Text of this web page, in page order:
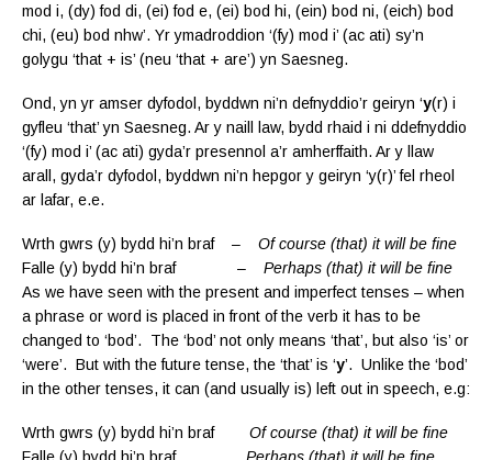
mod i, (dy) fod di, (ei) fod e, (ei) bod hi, (ein) bod ni, (eich) bod
chi, (eu) bod nhw’. Yr ymadroddion ‘(fy) mod i’ (ac ati) sy’n
golygu ‘that + is’ (neu ‘that + are’) yn Saesneg.
Ond, yn yr amser dyfodol, byddwn ni’n defnyddio’r geiryn ‘y(r) i
gyfleu ‘that’ yn Saesneg. Ar y naill law, bydd rhaid i ni ddefnyddio
‘(fy) mod i’ (ac ati) gyda’r presennol a’r amherffaith. Ar y llaw
arall, gyda’r dyfodol, byddwn ni’n hepgor y geiryn ‘y(r)’ fel rheol
ar lafar, e.e.
Wrth gwrs (y) bydd hi’n braf – Of course (that) it will be fine
Falle (y) bydd hi’n braf – Perhaps (that) it will be fine
As we have seen with the present and imperfect tenses – when
a phrase or word is placed in front of the verb it has to be
changed to ‘bod’. The ‘bod’ not only means ‘that’, but also ‘is’ or
‘were’. But with the future tense, the ‘that’ is ‘y’. Unlike the ‘bod’
in the other tenses, it can (and usually is) left out in speech, e.g:
Wrth gwrs (y) bydd hi’n braf Of course (that) it will be fine
Falle (y) bydd hi’n braf Perhaps (that) it will be fine